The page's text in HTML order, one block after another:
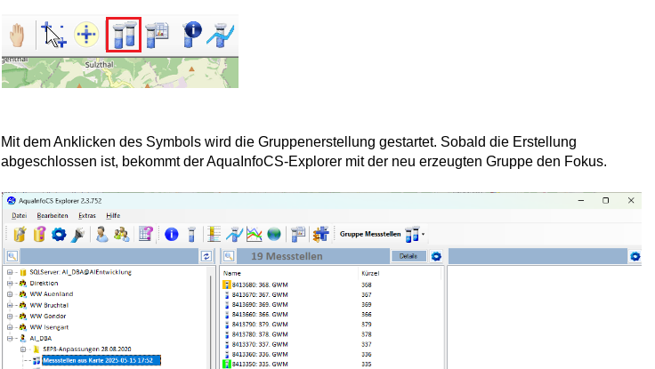
Mit dem Anklicken des Symbols wird die Gruppenerstellung gestartet. Sobald die Erstellung
abgeschlossen ist, bekommt der AquaInfoCS-Explorer mit der neu erzeugten Gruppe den Fokus.